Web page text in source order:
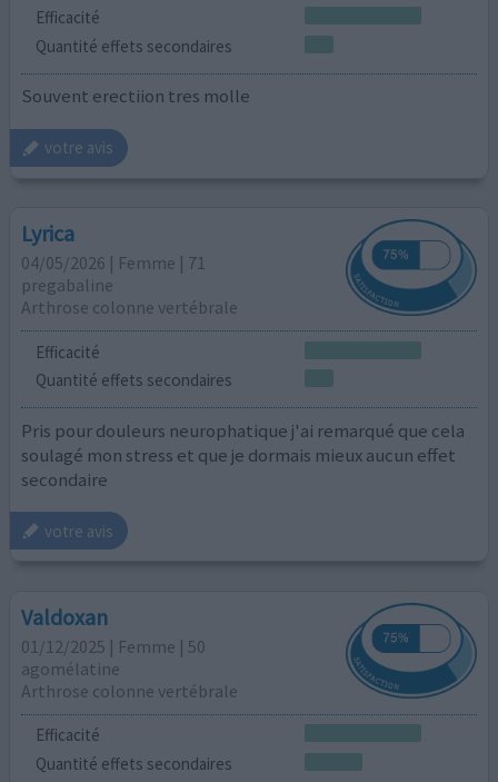
Efficacité
Quantité effets secondaires
Souvent erectiion tres molle
votre avis
Lyrica
04/05/2026 | Femme | 71
pregabaline
Arthrose colonne vertébrale
Efficacité
Quantité effets secondaires
Pris pour douleurs neurophatique j'ai remarqué que cela
soulagé mon stress et que je dormais mieux aucun effet
secondaire
votre avis
Valdoxan
01/12/2025 | Femme | 50
agomélatine
Arthrose colonne vertébrale
Efficacité
Quantité effets secondaires